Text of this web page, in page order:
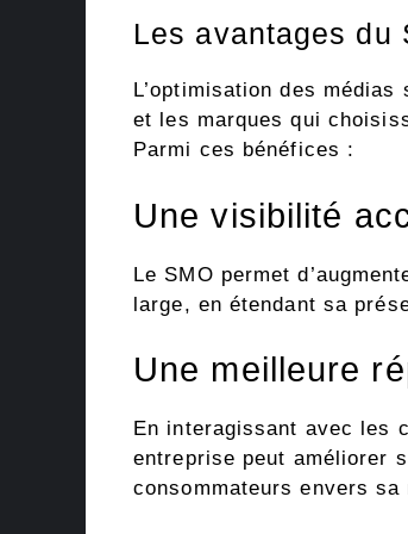
Les avantages du
L’optimisation des
et les marques qui
Parmi ces bénéfices :
Une visibilité
Le SMO permet
large, en étendant sa
Une meilleure
En interagissant avec les
entreprise peut améliorer
consommateurs envers sa